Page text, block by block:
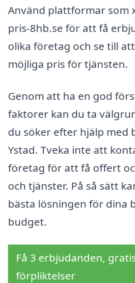
Använd plattformar som
pris-8hb.se för att få
olika företag och se till
möjliga pris för tjänsten.
Genom att ha en god
faktorer kan du ta
du söker efter hjälp med
Ystad. Tveka inte att
företag för att få offert
och tjänster. På så sätt
bästa lösningen för dina
budget.
Få 3 erbjudanden,
förpliktelser